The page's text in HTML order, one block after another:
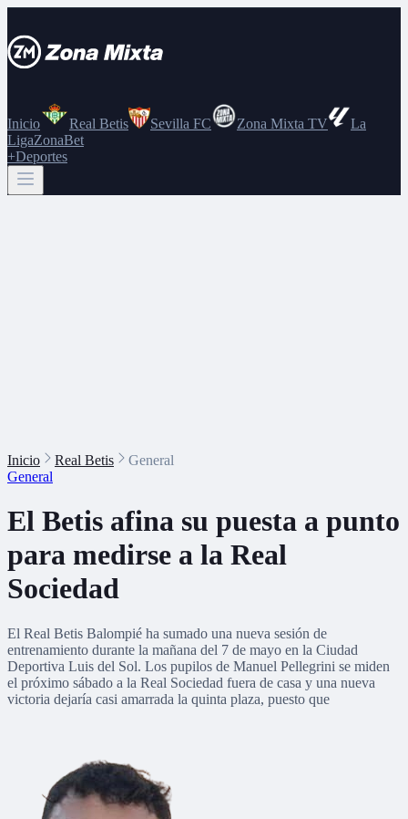
Inicio Real Betis Sevilla FC Zona Mixta TV
La
LigaZonaBet
+Deportes
Inicio Real Betis
General
General
El Betis afina su puesta a punto
para medirse a la Real
Sociedad
El Real Betis Balompié ha sumado una nueva sesión de
entrenamiento durante la mañana del 7 de mayo en la Ciudad
Deportiva Luis del Sol. Los pupilos de Manuel Pellegrini se miden
el próximo sábado a la Real Sociedad fuera de casa y una nueva
victoria dejaría casi amarrada la quinta plaza, puesto que